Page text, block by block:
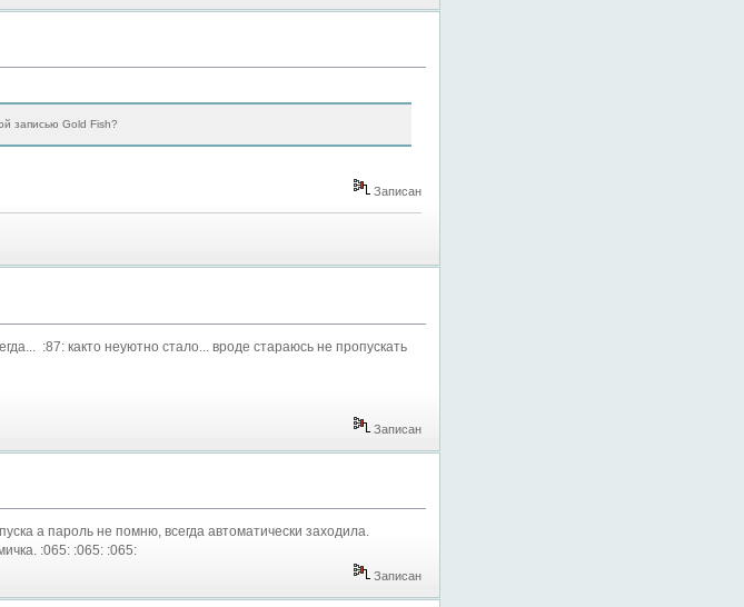
записью Gold Fish?
Записан
:87: както неуютно стало... вроде стараюсь не пропускать
Записан
а пароль не помню, всегда автоматически заходила.
:065: :065: :065:
Записан